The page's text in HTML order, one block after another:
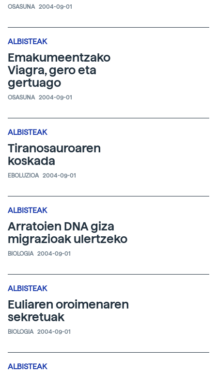
OSASUNA 2004-09-01
ALBISTEAK
Emakumeentzako
Viagra, gero eta
gertuago
OSASUNA 2004-09-01
ALBISTEAK
Tiranosauroaren
koskada
EBOLUZIOA 2004-09-01
ALBISTEAK
Arratoien DNA giza
migrazioak ulertzeko
BIOLOGIA 2004-09-01
ALBISTEAK
Euliaren oroimenaren
sekretuak
BIOLOGIA 2004-09-01
ALBISTEAK